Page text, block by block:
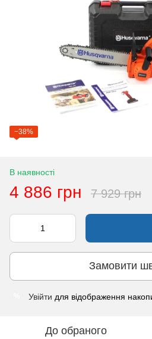
−38%
В наявності
4 886 грн 7 929 грн
Замовити
Увійти для відображення
До обраного